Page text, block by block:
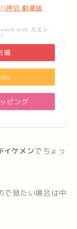
)押切 劇場版
with カエレ
場
ピング
イケメンでちょっ
で見たい場合は中